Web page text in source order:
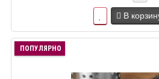
В
ПОПУЛЯРНО